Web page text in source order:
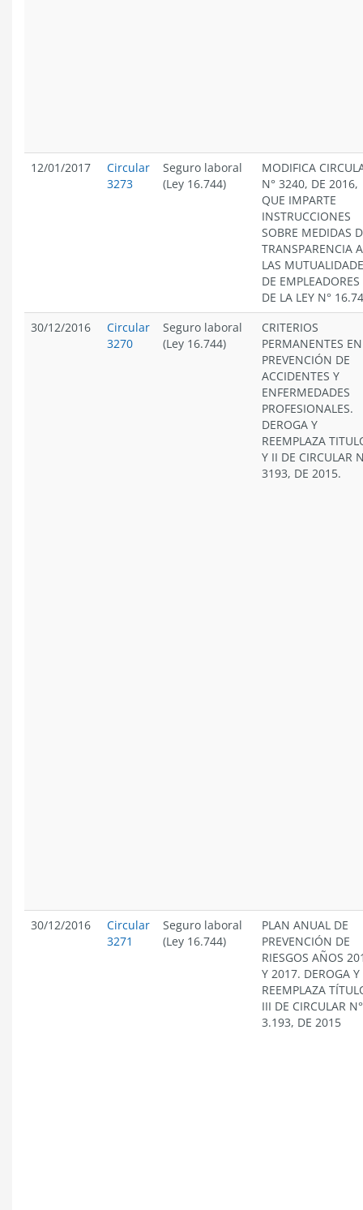
12/01/2017
Circular
3273
Seguro laboral
(Ley 16.744)
MODIFICA
N° 3240, DE 2016,
QUE IMPARTE
INSTRUCCIONES
SOBRE MEDIDAS
TRANSPARENCIA A
LAS
DE EMPLEADORES
DE LA LEY N°
30/12/2016
Circular
3270
Seguro laboral
(Ley 16.744)
CRITERIOS
PERMANENTES EN
PREVENCIÓN DE
ACCIDENTES Y
ENFERMEDADES
PROFESIONALES.
DEROGA Y
REEMPLAZA
Y II DE CIRCULAR
3193, DE 2015.
30/12/2016
Circular
3271
Seguro laboral
(Ley 16.744)
PLAN ANUAL DE
PREVENCIÓN DE
RIESGOS AÑOS
Y 2017. DEROGA Y
REEMPLAZA
III DE CIRCULAR N°
3.193, DE 2015